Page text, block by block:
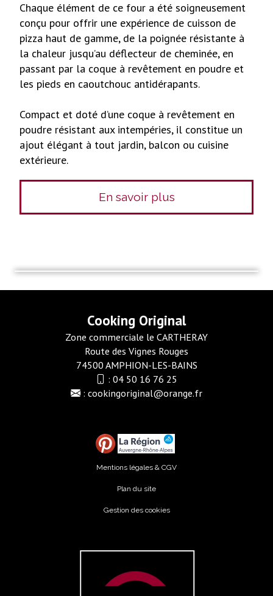
Chaque élément de ce four a été soigneusement
conçu pour offrir une expérience de cuisson de
pizza haut de gamme, de la poignée résistante à
la chaleur jusqu’au déflecteur de cheminée, en
passant par la coque à revêtement en poudre et
les pieds en caoutchouc antidérapants.
Compact et doté d’une coque à revêtement en
poudre résistant aux intempéries, il constitue un
ajout élégant à tout jardin, balcon ou cuisine
extérieure.
En savoir plus
Cooking Original
Zone commerciale le CARTHERAY
Route des Vignes Rouges
74500 AMPHION-LES-BAINS
: 04 50 16 76 25
: cookingoriginal@orange.fr
Mentions légales & CGV
Plan du site
Gestion des cookies